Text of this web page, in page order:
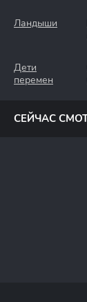
Ландыши
Дети
перемен
СЕЙЧАС